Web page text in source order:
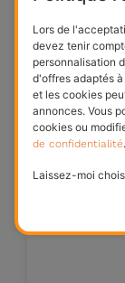
Câble
Lors de
devez tenir
personnalisation
d'offres adaptés
et les cookies
annonces. Vous
cookies ou
de confidentialité.
Laissez-moi